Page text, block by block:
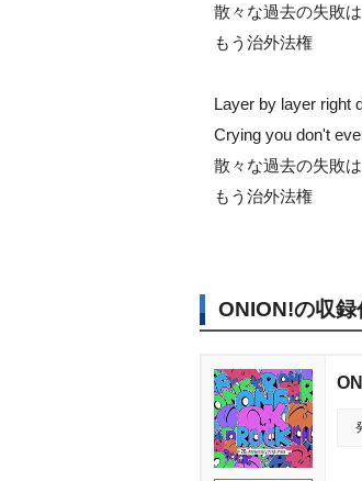
散々な過去の失敗
もう治外法権
Layer by layer right
Crying you don't
散々な過去の失敗
もう治外法権
ONION!の収録